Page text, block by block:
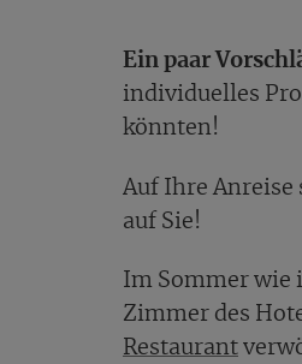
Ein paar
individuelles
könnten!
Auf Ihre Anreise
auf Sie!
Im Sommer wie
Zimmer des
Restaurant